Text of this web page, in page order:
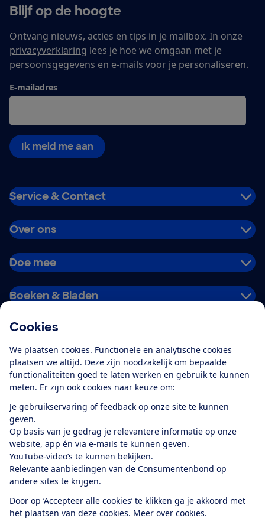
Cookies
We plaatsen cookies. Functionele en analytische cookies
plaatsen we altijd. Deze zijn noodzakelijk om bepaalde
functionaliteiten goed te laten werken en gebruik te kunnen
meten. Er zijn ook cookies naar keuze om:
Je gebruikservaring of feedback op onze site te kunnen
geven.
Op basis van je gedrag je relevantere informatie op onze
website, app én via e-mails te kunnen geven.
YouTube-video’s te kunnen bekijken.
Relevante aanbiedingen van de Consumentenbond op
andere sites te krijgen.
Door op ‘Accepteer alle cookies’ te klikken ga je akkoord met
het plaatsen van deze cookies. Meer over cookies.
Blijf op de hoogte
Ontvang nieuws, acties en tips in je mailbox. In onze
privacyverklaring lees je hoe we omgaan met je
persoonsgegevens en e-mails voor je personaliseren.
E-mailadres
Ik meld me aan
Service & Contact
Over ons
Doe mee
Boeken & Bladen
Alles over de
app
Algemene Voorwaarden
Privacyverklaring
Cookiebeleid
Privacyvoorkeuren
Toegankelijkheid
RSS-feed nieuws
FacebookTwitterInstagram
YoutubeLinkedIn